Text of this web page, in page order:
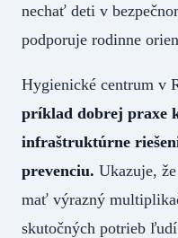
nechať deti v
podporuje rodinne
Hygienické centrum v
príklad dobrej praxe
infraštruktúrne
prevenciu. Ukazuje,
mať výrazný
skutočných potrieb